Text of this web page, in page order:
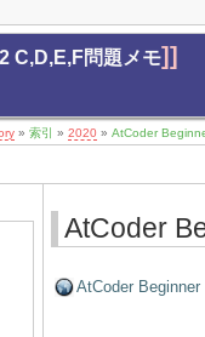
C,D,E,F問題メモ]]
» 索引 » 2020 » AtCoder
AtCoder
AtCoder